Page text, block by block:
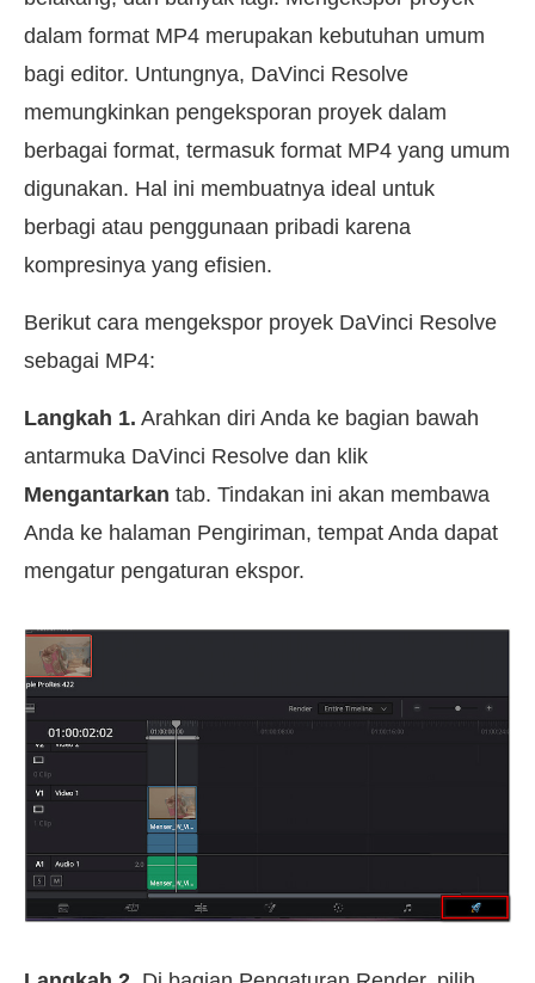
dalam format MP4 merupakan kebutuhan umum
bagi editor. Untungnya, DaVinci Resolve
memungkinkan pengeksporan proyek dalam
berbagai format, termasuk format MP4 yang umum
digunakan. Hal ini membuatnya ideal untuk
berbagi atau penggunaan pribadi karena
kompresinya yang efisien.
Berikut cara mengekspor proyek DaVinci Resolve
sebagai MP4:
Langkah 1. Arahkan diri Anda ke bagian bawah
antarmuka DaVinci Resolve dan klik
Mengantarkan tab. Tindakan ini akan membawa
Anda ke halaman Pengiriman, tempat Anda dapat
mengatur pengaturan ekspor.